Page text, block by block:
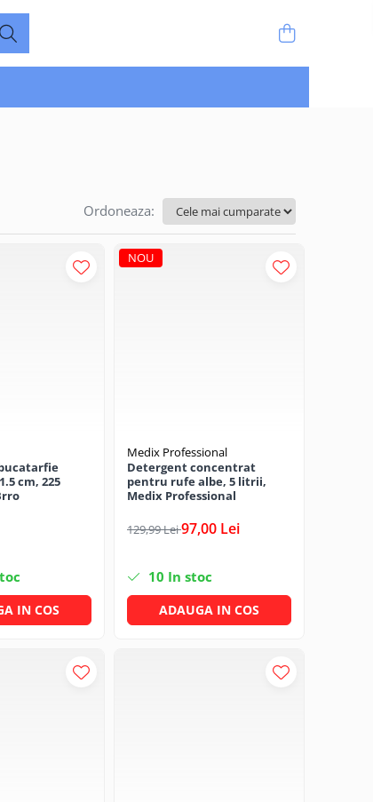
Ordoneaza:
cm, 225
IN COS
NOU
Medix Professional
Detergent concentrat
pentru rufe albe, 5 litrii,
Medix Professional
129,99 Lei97,00 Lei
10 In stoc
ADAUGA IN COS